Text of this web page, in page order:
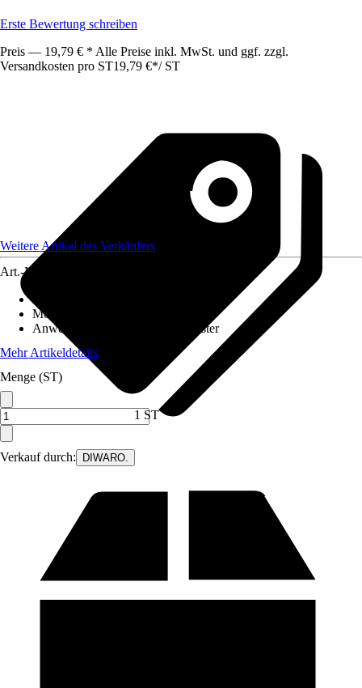
Erste Bewertung schreiben
Preis — 19,79 € * Alle Preise inkl. MwSt. und ggf. zzgl.
Versandkosten pro ST19,79 €*/ ST
Verkauf durch: DIWARO.
Weitere Artikel des Verkäufers
Art.-Nr.
Montageart
Anwendungsbereich
Türen, Fenster
Mehr Artikeldetails
Menge (ST)
1 ST